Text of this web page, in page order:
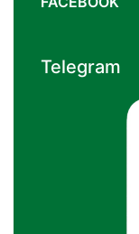
Telegram